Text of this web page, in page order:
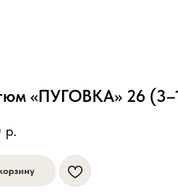
«ПУГОВКА» 26
р.